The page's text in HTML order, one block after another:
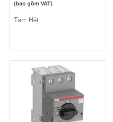
(bao gồm VAT)
Tạm Hết